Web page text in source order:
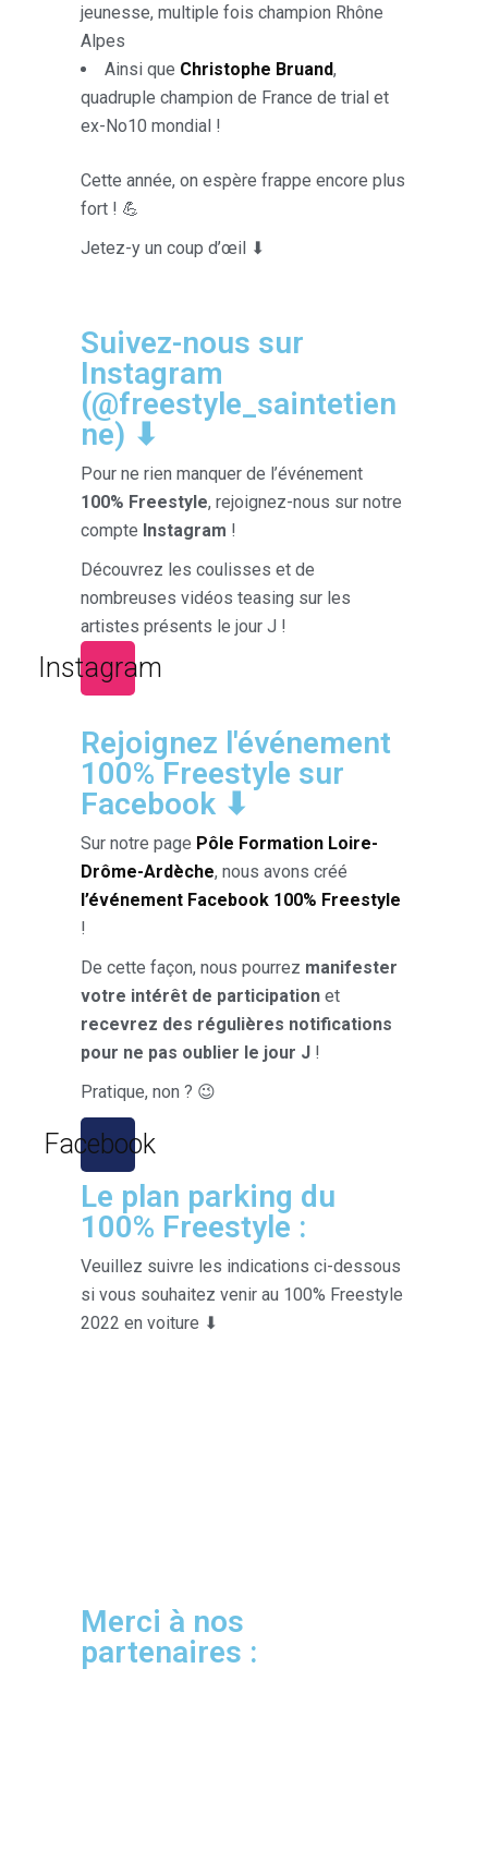
jeunesse, multiple fois champion Rhône
Alpes
Ainsi que Christophe Bruand,
quadruple champion de France de trial et
ex-No10 mondial !
Cette année, on espère frappe encore plus
fort ! 💪
Jetez-y un coup d’œil ⬇
Suivez-nous sur
Instagram
(@freestyle_saintetien
ne) ⬇
Pour ne rien manquer de l’événement
100% Freestyle, rejoignez-nous sur notre
compte Instagram !
Découvrez les coulisses et de
nombreuses vidéos teasing sur les
artistes présents le jour J !
Instagram
Rejoignez l'événement
100% Freestyle sur
Facebook ⬇
Sur notre page Pôle Formation Loire-
Drôme-Ardèche, nous avons créé
l’événement Facebook 100% Freestyle
!
De cette façon, nous pourrez manifester
votre intérêt de participation et
recevrez des régulières notifications
pour ne pas oublier le jour J !
Pratique, non ? 😉
Facebook
Le plan parking du
100% Freestyle :
Veuillez suivre les indications ci-dessous
si vous souhaitez venir au 100% Freestyle
2022 en voiture ⬇
Merci à nos
partenaires :